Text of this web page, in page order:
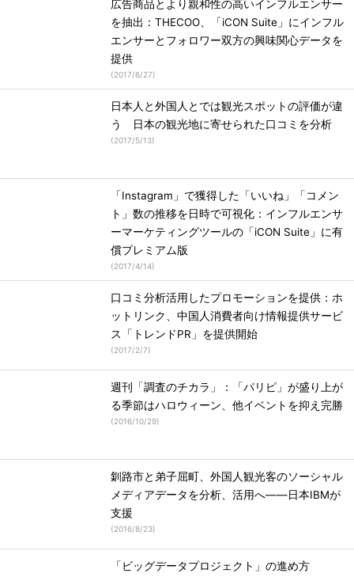
広告商品とより親和性の高いインフルエンサー
を抽出：THECOO、「iCON Suite」にインフル
エンサーとフォロワー双方の興味関心データを
提供
(2017/6/27)
日本人と外国人とでは観光スポットの評価が違
う 日本の観光地に寄せられた口コミを分析
(2017/5/13)
「Instagram」で獲得した「いいね」「コメン
ト」数の推移を日時で可視化：インフルエンサ
ーマーケティングツールの「iCON Suite」に有
償プレミアム版
(2017/4/14)
口コミ分析活用したプロモーションを提供：ホ
ットリンク、中国人消費者向け情報提供サービ
ス「トレンドPR」を提供開始
(2017/2/7)
週刊「調査のチカラ」：「パリピ」が盛り上が
る季節はハロウィーン、他イベントを抑え完勝
(2016/10/29)
釧路市と弟子屈町、外国人観光客のソーシャル
メディアデータを分析、活用へ――日本IBMが
支援
(2016/8/23)
「ビッグデータプロジェクト」の進め方